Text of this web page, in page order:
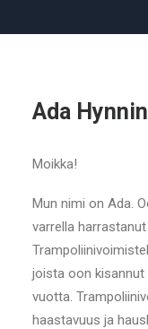
Ada
Moikka!
Mun nimi on Ada.
varrella
joista oon kisannut
vuotta.
haastavuus ja